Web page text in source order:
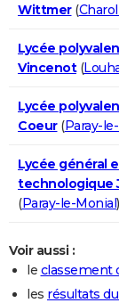
Wittmer(
Lycée
Vincenot(
Lycée
Coeur(Paray-
Lycée général
technologique
(Paray-le-Monial)
Voir aussi :
le classement
les résultats